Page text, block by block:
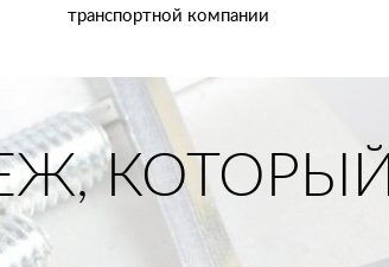
транспортной компании
КОТОРЫЙ